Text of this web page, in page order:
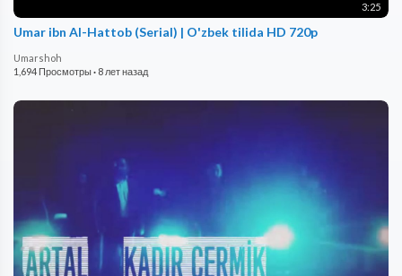
3:25
Umar ibn Al-Hattob (Serial) | O'zbek tilida HD 720p
Umarshoh
1,694 Просмотры· 8 лет назад